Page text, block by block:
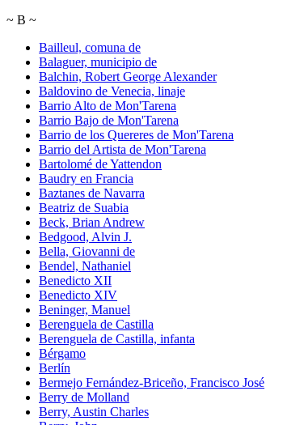
~ B ~
Bailleul, comuna de
Balaguer, municipio de
Balchin, Robert George Alexander
Baldovino de Venecia, linaje
Barrio Alto de Mon'Tarena
Barrio Bajo de Mon'Tarena
Barrio de los Quereres de Mon'Tarena
Barrio del Artista de Mon'Tarena
Bartolomé de Yattendon
Baudry en Francia
Baztanes de Navarra
Beatriz de Suabia
Beck, Brian Andrew
Bedgood, Alvin J.
Bella, Giovanni de
Bendel, Nathaniel
Benedicto XII
Benedicto XIV
Beninger, Manuel
Berenguela de Castilla
Berenguela de Castilla, infanta
Bérgamo
Berlín
Bermejo Fernández-Briceño, Francisco José
Berry de Molland
Berry, Austin Charles